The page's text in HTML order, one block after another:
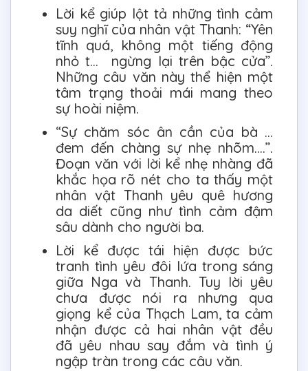
Lời kể giúp lột tả những tình cảm
suy nghĩ của nhân vật Thanh: “Yên
tĩnh quá, không một tiếng động
nhỏ t… ngừng lại trên bậc cửa”.
Những câu văn này thể hiện một
tâm trạng thoải mái mang theo
sự hoài niệm.
“Sự chăm sóc ân cần của bà …
đem đến chàng sự nhẹ nhõm….”.
Đoạn văn với lời kể nhẹ nhàng đã
khắc họa rõ nét cho ta thấy một
nhân vật Thanh yêu quê hương
da diết cũng như tình cảm đậm
sâu dành cho người ba.
Lời kể được tái hiện được bức
tranh tình yêu đôi lứa trong sáng
giữa Nga và Thanh. Tuy lời yêu
chưa được nói ra nhưng qua
giọng kể của Thạch Lam, ta cảm
nhận được cả hai nhân vật đều
đã yêu nhau say đắm và tình ý
ngập tràn trong các câu văn.